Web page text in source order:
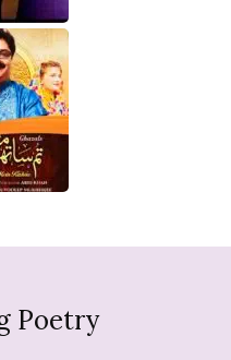
Poetry